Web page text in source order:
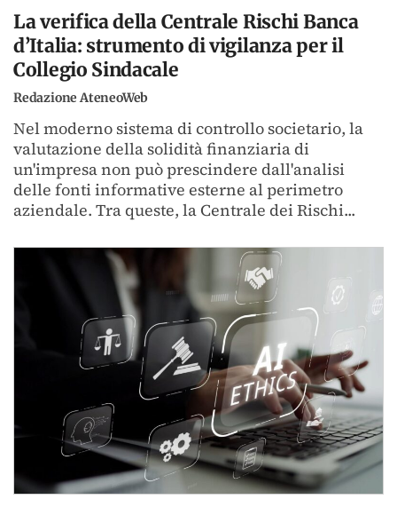
La verifica della Centrale Rischi Banca
d’Italia: strumento di vigilanza per il
Collegio Sindacale
Redazione AteneoWeb
Nel moderno sistema di controllo societario, la
valutazione della solidità finanziaria di
un'impresa non può prescindere dall'analisi
delle fonti informative esterne al perimetro
aziendale. Tra queste, la Centrale dei Rischi...